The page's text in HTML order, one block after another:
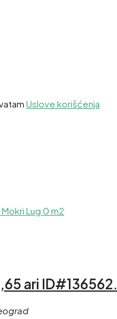
Uslove korišćenja
ari ID#136562.